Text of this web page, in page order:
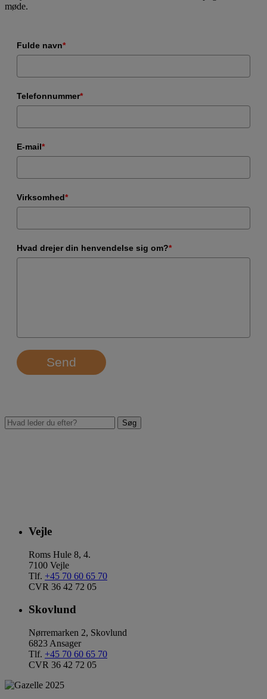
møde.
Fulde navn*
Telefonnummer*
E-mail*
Virksomhed*
Hvad drejer din henvendelse sig om?*
Send
Vejle
Roms Hule 8, 4.
7100 Vejle
Tlf. +45 70 60 65 70
CVR 36 42 72 05
Skovlund
Nørremarken 2, Skovlund
6823 Ansager
Tlf. +45 70 60 65 70
CVR 36 42 72 05